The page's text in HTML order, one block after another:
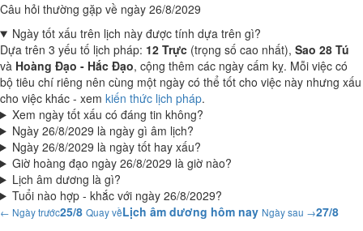
Câu hỏi thường gặp về ngày 26/8/2029
Ngày tốt xấu trên lịch này được tính dựa trên gì?
Dựa trên 3 yếu tố lịch pháp: 12 Trực (trọng số cao nhất), Sao 28 Tú
và Hoàng Đạo - Hắc Đạo, cộng thêm các ngày cấm kỵ. Mỗi việc có
bộ tiêu chí riêng nên cùng một ngày có thể tốt cho việc này nhưng xấu
cho việc khác - xem kiến thức lịch pháp.
Xem ngày tốt xấu có đáng tin không?
Ngày 26/8/2029 là ngày gì âm lịch?
Ngày 26/8/2029 là ngày tốt hay xấu?
Giờ hoàng đạo ngày 26/8/2029 là giờ nào?
Lịch âm dương là gì?
Tuổi nào hợp - khắc với ngày 26/8/2029?
← Ngày trước25/8 Quay vềLịch âm dương hôm nay Ngày sau →27/8